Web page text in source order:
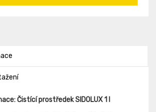
Čistící prostředek SIDOLUX 1 l